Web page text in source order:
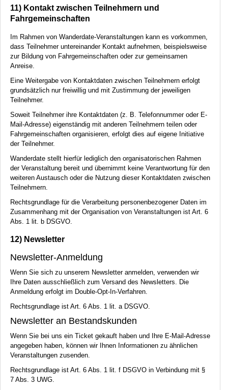
11) Kontakt zwischen Teilnehmern und
Fahrgemeinschaften
Im Rahmen von Wanderdate-Veranstaltungen kann es vorkommen,
dass Teilnehmer untereinander Kontakt aufnehmen, beispielsweise
zur Bildung von Fahrgemeinschaften oder zur gemeinsamen
Anreise.
Eine Weitergabe von Kontaktdaten zwischen Teilnehmern erfolgt
grundsätzlich nur freiwillig und mit Zustimmung der jeweiligen
Teilnehmer.
Soweit Teilnehmer ihre Kontaktdaten (z. B. Telefonnummer oder E-
Mail-Adresse) eigenständig mit anderen Teilnehmern teilen oder
Fahrgemeinschaften organisieren, erfolgt dies auf eigene Initiative
der Teilnehmer.
Wanderdate stellt hierfür lediglich den organisatorischen Rahmen
der Veranstaltung bereit und übernimmt keine Verantwortung für den
weiteren Austausch oder die Nutzung dieser Kontaktdaten zwischen
Teilnehmern.
Rechtsgrundlage für die Verarbeitung personenbezogener Daten im
Zusammenhang mit der Organisation von Veranstaltungen ist Art. 6
Abs. 1 lit. b DSGVO
12) Newsletter
Newsletter-Anmeldung
Wenn Sie sich zu unserem Newsletter anmelden, verwenden wir
Ihre Daten ausschließlich zum Versand des Newsletters. Die
Anmeldung erfolgt im Double-Opt-In-Verfahren.
Rechtsgrundlage ist Art. 6 Abs. 1 lit. a DSGVO.
Newsletter an Bestandskunden
Wenn Sie bei uns ein Ticket gekauft haben und Ihre E-Mail-Adresse
angegeben haben, können wir Ihnen Informationen zu ähnlichen
Veranstaltungen zusenden.
Rechtsgrundlage ist Art. 6 Abs. 1 lit. f DSGVO in Verbindung mit §
7 Abs. 3 UWG.